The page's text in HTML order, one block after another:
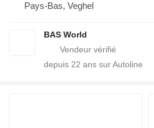
Pays-Bas, Veghel
BAS World
depuis 22 ans sur Autoline